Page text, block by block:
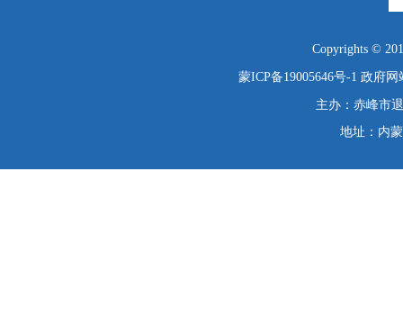
Copyrights ©
蒙ICP备19005646号-1 政府网
主办：赤峰市
地址：内